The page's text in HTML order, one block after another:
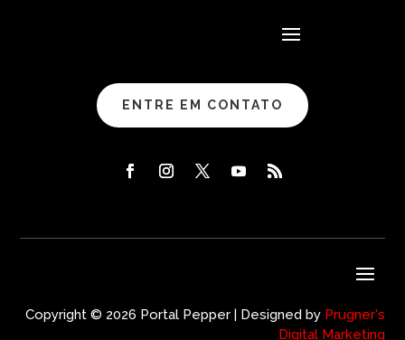
ENTRE EM CONTATO
Copyright © 2026 Portal Pepper | Designed by Prugner's
Digital Marketing